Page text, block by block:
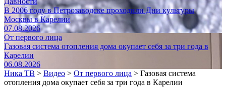
В 2006 году в Петрозаводске проходили Дни культуры
Москвы в Карелии
07.08.2026
От первого лица
Газовая система отопления дома окупает себя за три года в
Карелии
06.08.2026
Ника ТВ > Видео > От первого лица > Газовая система
отопления дома окупает себя за три года в Карелии